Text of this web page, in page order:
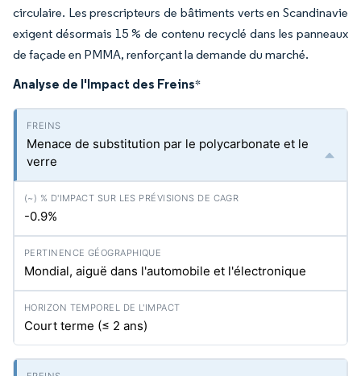
circulaire. Les prescripteurs de bâtiments verts en Scandinavie
exigent désormais 15 % de contenu recyclé dans les panneaux
de façade en PMMA, renforçant la demande du marché.
Analyse de l'Impact des Freins*
Menace de substitution par le polycarbonate et le
verre
-0.9%
Mondial, aiguë dans l'automobile et l'électronique
Court terme (≤ 2 ans)